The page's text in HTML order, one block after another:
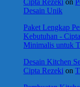
Desain Unik
Paket Lengkap
Kebutuhan -
Minimalis untuk
Desain Kitchen
Cipta Rezeki on